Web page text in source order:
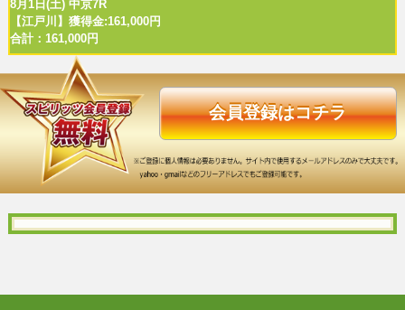
8月1日(土) 中京7R
【江戸川】獲得金:161,000円
合計：161,000円
会員登録はコチラ